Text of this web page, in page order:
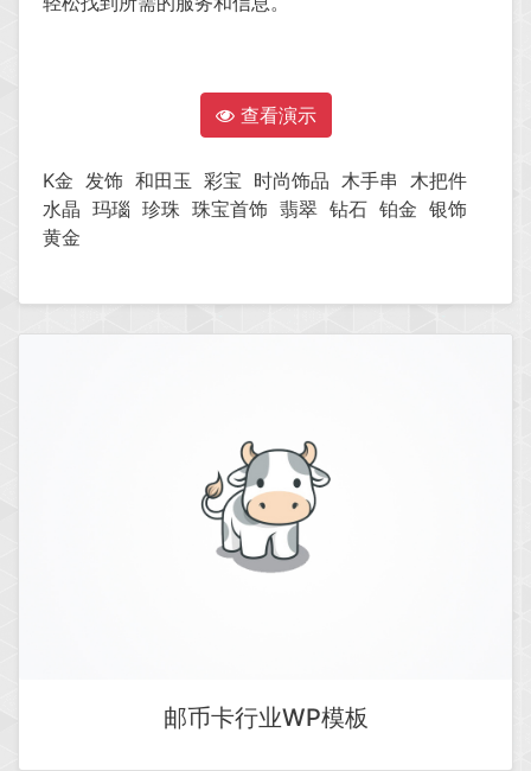
查看演示
K金 发饰 和田玉 彩宝 时尚饰品 木手串 木把件
水晶 玛瑙 珍珠 珠宝首饰 翡翠 钻石 铂金 银饰
黄金
邮币卡行业WP模板